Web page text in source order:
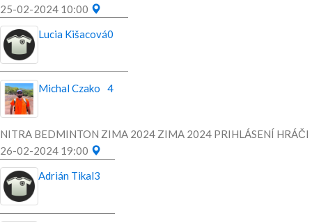
25-02-2024 10:00
Lucia Kišacová0
Michal Czako 4
NITRA BEDMINTON ZIMA 2024 ZIMA 2024 PRIHLÁSENÍ HRÁČI
26-02-2024 19:00
Adrián Tikal3